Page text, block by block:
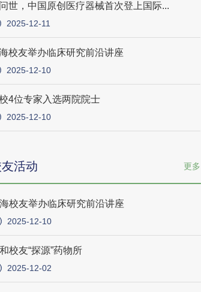
世，中国原创医疗器械首次登上国际...
2025-12-11
海校友举办临床研究前沿讲座
2025-12-10
4位专家入选两院院士
2025-12-10
活动 更多
海校友举办临床研究前沿讲座
2025-12-10
校友“探源”药物所
2025-12-02